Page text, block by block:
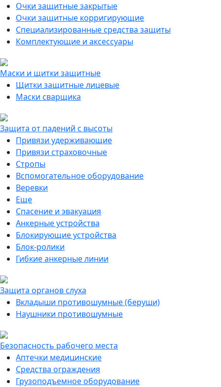
Очки защитные закрытые
Очки защитные корригирующие
Специализированные средства защиты
Комплектующие и аксессуары
Маски и щитки защитные
Щитки защитные лицевые
Маски сварщика
Защита от падений с высоты
Привязи удерживающие
Привязи страховочные
Стропы
Вспомогательное оборудование
Веревки
Еще
Спасение и эвакуация
Анкерные устройства
Блокирующие устройства
Блок-ролики
Гибкие анкерные линии
Защита органов слуха
Вкладыши противошумные (беруши)
Наушники противошумные
Безопасность рабочего места
Аптечки медицинские
Средства ограждения
Грузоподъемное оборудование